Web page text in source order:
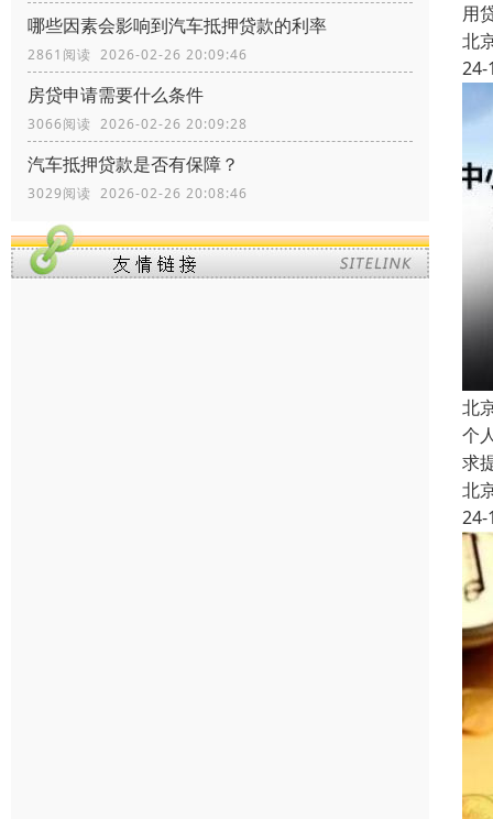
哪些因素会影响到汽车抵押贷款的利率
2861阅读 2026-02-26 20:09:46
房贷申请需要什么条件
3066阅读 2026-02-26 20:09:28
汽车抵押贷款是否有保障？
3029阅读 2026-02-26 20:08:46
用
北
24-
北
个
求
北
24-